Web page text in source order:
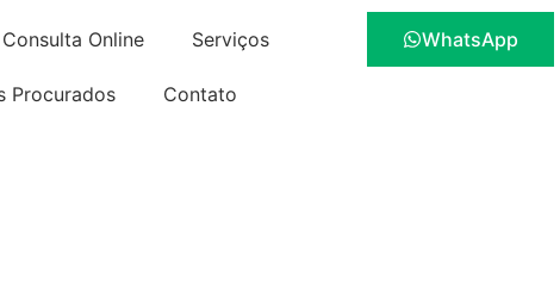
Consulta Online Serviços
Procurados Contato
WhatsApp